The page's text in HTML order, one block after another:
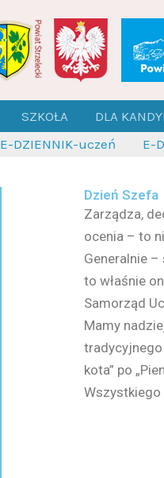
SZKOŁA DLA
E-DZIENNIK-uczeń E-
Dzień Szefa
Zarządza,
ocenia – to
Generalnie
to właśnie
Samorząd
Mamy
tradycyjnego
kota” po
Wszystkiego